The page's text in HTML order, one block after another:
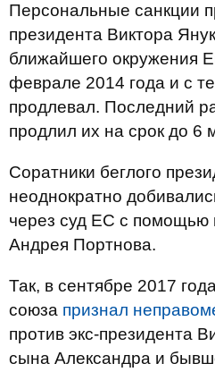
Персональные санкции
президента Виктора
ближайшего окружения
феврале 2014 года и с
продлевал. Последний
продлил их на срок до 6
Соратники беглого
неоднократно
через суд ЕС с помощью
Андрея Портнова.
Так, в сентябре 2017
союза признал
против экс-президента
сына Александра и